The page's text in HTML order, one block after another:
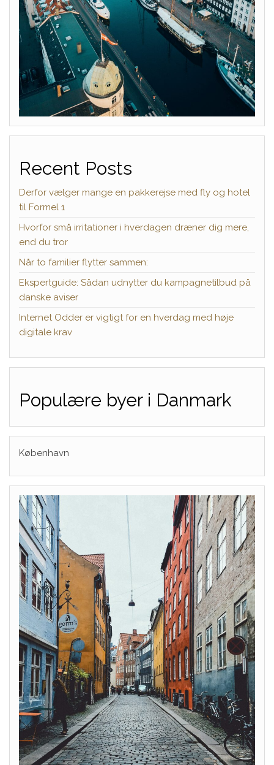
Recent Posts
Derfor vælger mange en pakkerejse med fly og hotel
til Formel 1
Hvorfor små irritationer i hverdagen dræner dig mere,
end du tror
Når to familier flytter sammen:
Ekspertguide: Sådan udnytter du kampagnetilbud på
danske aviser
Internet Odder er vigtigt for en hverdag med høje
digitale krav
Populære byer i Danmark
København